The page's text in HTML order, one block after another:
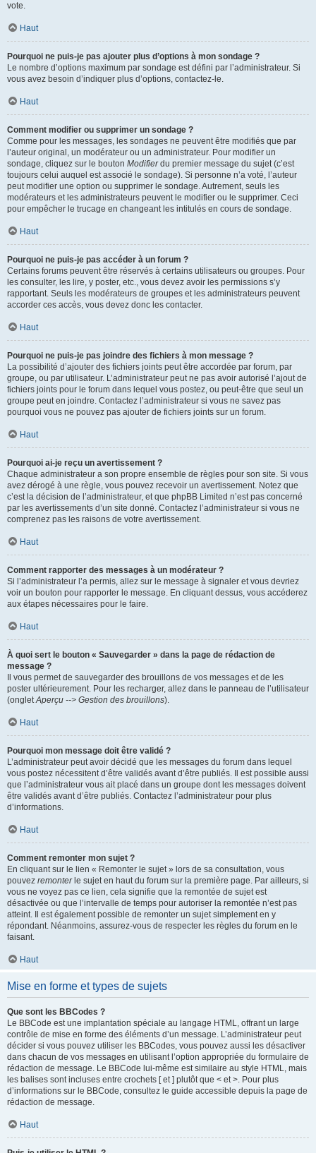
vote.
Haut
Pourquoi ne puis-je pas ajouter plus d’options à mon sondage ?
Le nombre d’options maximum par sondage est défini par l’administrateur. Si
vous avez besoin d’indiquer plus d’options, contactez-le.
Haut
Comment modifier ou supprimer un sondage ?
Comme pour les messages, les sondages ne peuvent être modifiés que par
l’auteur original, un modérateur ou un administrateur. Pour modifier un
sondage, cliquez sur le bouton Modifierdu premier message du sujet (c’est
toujours celui auquel est associé le sondage). Si personne n’a voté, l’auteur
peut modifier une option ou supprimer le sondage. Autrement, seuls les
modérateurs et les administrateurs peuvent le modifier ou le supprimer. Ceci
pour empêcher le trucage en changeant les intitulés en cours de sondage.
Haut
Pourquoi ne puis-je pas accéder à un forum ?
Certains forums peuvent être réservés à certains utilisateurs ou groupes. Pour
les consulter, les lire, y poster, etc., vous devez avoir les permissions s’y
rapportant. Seuls les modérateurs de groupes et les administrateurs peuvent
accorder ces accès, vous devez donc les contacter.
Haut
Pourquoi ne puis-je pas joindre des fichiers à mon message ?
La possibilité d’ajouter des fichiers joints peut être accordée par forum, par
groupe, ou par utilisateur. L’administrateur peut ne pas avoir autorisé l’ajout de
fichiers joints pour le forum dans lequel vous postez, ou peut-être que seul un
groupe peut en joindre. Contactez l’administrateur si vous ne savez pas
pourquoi vous ne pouvez pas ajouter de fichiers joints sur un forum.
Haut
Pourquoi ai-je reçu un avertissement ?
Chaque administrateur a son propre ensemble de règles pour son site. Si vous
avez dérogé à une règle, vous pouvez recevoir un avertissement. Notez que
c’est la décision de l’administrateur, et que phpBB Limited n’est pas concerné
par les avertissements d’un site donné. Contactez l’administrateur si vous ne
comprenez pas les raisons de votre avertissement.
Haut
Comment rapporter des messages à un modérateur ?
Si l’administrateur l’a permis, allez sur le message à signaler et vous devriez
voir un bouton pour rapporter le message. En cliquant dessus, vous accéderez
aux étapes nécessaires pour le faire.
Haut
À quoi sert le bouton « Sauvegarder » dans la page de rédaction de
message ?
Il vous permet de sauvegarder des brouillons de vos messages et de les
poster ultérieurement. Pour les recharger, allez dans le panneau de l’utilisateur
(ongletAperçu --> Gestion des brouillons).
Haut
Pourquoi mon message doit être validé ?
L’administrateur peut avoir décidé que les messages du forum dans lequel
vous postez nécessitent d’être validés avant d’être publiés. Il est possible aussi
que l’administrateur vous ait placé dans un groupe dont les messages doivent
être validés avant d’être publiés. Contactez l’administrateur pour plus
d’informations.
Haut
Comment remonter mon sujet ?
En cliquant sur le lien « Remonter le sujet » lors de sa consultation, vous
pouvez remonterle sujet en haut du forum sur la première page. Par ailleurs, si
vous ne voyez pas ce lien, cela signifie que la remontée de sujet est
désactivée ou que l’intervalle de temps pour autoriser la remontée n’est pas
atteint. Il est également possible de remonter un sujet simplement en y
répondant. Néanmoins, assurez-vous de respecter les règles du forum en le
faisant.
Haut
Mise en forme et types de sujets
Que sont les BBCodes ?
Le BBCode est une implantation spéciale au langage HTML, offrant un large
contrôle de mise en forme des éléments d’un message. L’administrateur peut
décider si vous pouvez utiliser les BBCodes, vous pouvez aussi les désactiver
dans chacun de vos messages en utilisant l’option appropriée du formulaire de
rédaction de message. Le BBCode lui-même est similaire au style HTML, mais
les balises sont incluses entre crochets [ et ] plutôt que < et >. Pour plus
d’informations sur le BBCode, consultez le guide accessible depuis la page de
rédaction de message.
Haut